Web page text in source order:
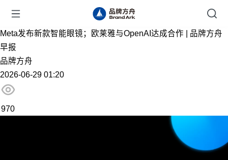
Meta发布新款智能眼镜；欧莱雅与OpenAI达成合作 | 品牌方舟
早报
品牌方舟
2026-06-29 01:20
970